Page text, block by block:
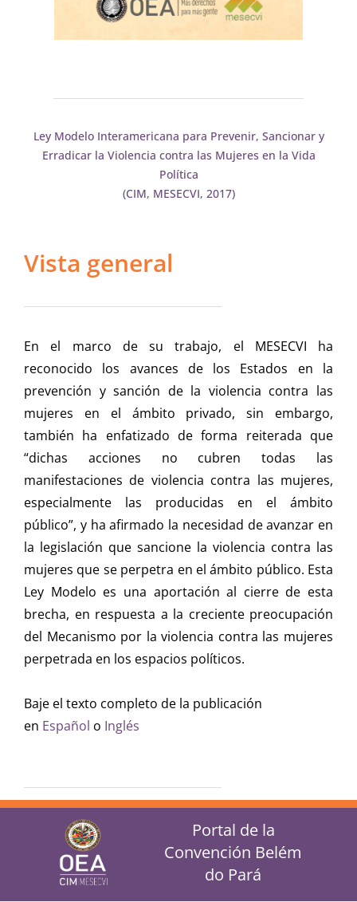
Ley Modelo Interamericana para Prevenir, Sancionar y
Erradicar la Violencia contra las Mujeres en la Vida
Política
(CIM, MESECVI, 2017)
Vista general
En el marco de su trabajo, el MESECVI ha
reconocido los avances de los Estados en la
prevención y sanción de la violencia contra las
mujeres en el ámbito privado, sin embargo,
también ha enfatizado de forma reiterada que
“dichas acciones no cubren todas las
manifestaciones de violencia contra las mujeres,
especialmente las producidas en el ámbito
público”, y ha afirmado la necesidad de avanzar en
la legislación que sancione la violencia contra las
mujeres que se perpetra en el ámbito público. Esta
Ley Modelo es una aportación al cierre de esta
brecha, en respuesta a la creciente preocupación
del Mecanismo por la violencia contra las mujeres
perpetrada en los espacios políticos.
Baje el texto completo de la publicación
en Español o Inglés
Portal de la
Convención Belém
do Pará